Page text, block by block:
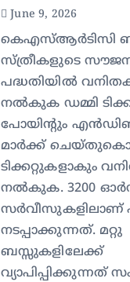
June 9, 2026
കെഎസ്ആര്‍ടിസി
സ്ത്രീകളുടെ
പദ്ധതിയില്‍
നല്‍കുക ഡമ്മി
പോയിന്റും
മാര്‍ക്ക്
ടിക്കറ്റുകളാകും
നല്‍കുക. 3200
സര്‍വീസുകളിലാണ്
നടപ്പാക്കുന്നത്. മറ്റു
ബസ്സുകളിലേക്ക്
വ്യാപിപ്പിക്കുന്നത്